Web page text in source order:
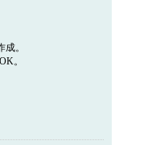
。
。